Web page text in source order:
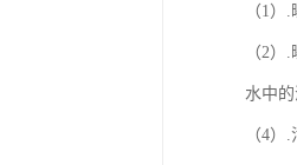
（1
（2
水中
（4